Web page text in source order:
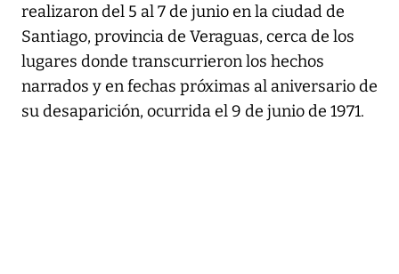
realizaron del 5 al 7 de junio en la ciudad de
Santiago, provincia de Veraguas, cerca de los
lugares donde transcurrieron los hechos
narrados y en fechas próximas al aniversario de
su desaparición, ocurrida el 9 de junio de 1971.